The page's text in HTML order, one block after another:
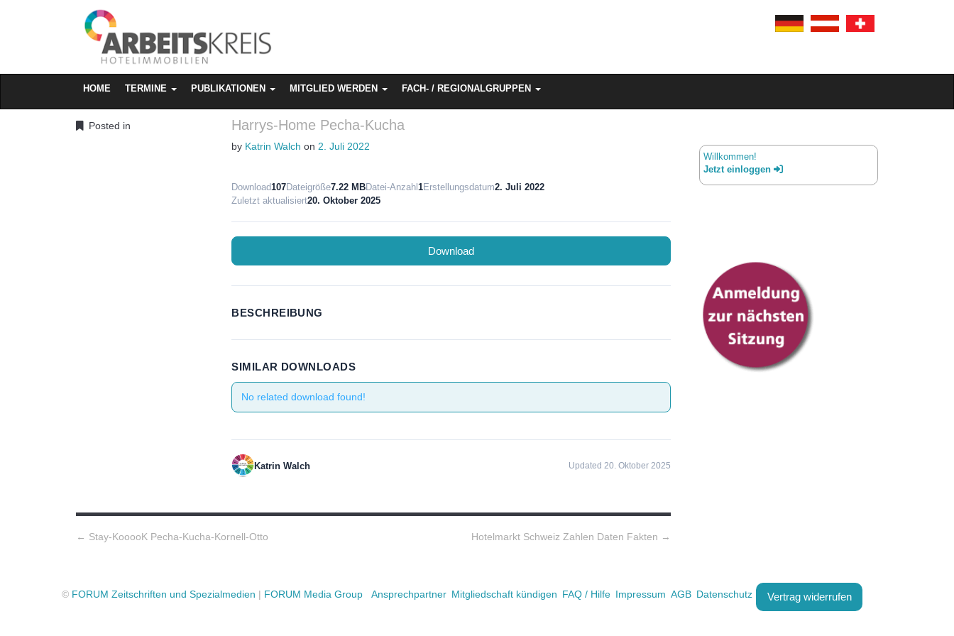
HOME
TERMINE PUBLIKATIONEN MITGLIED WERDEN FACH- / REGIONALGRUPPEN
Posted in Harrys-Home Pecha-Kucha
by Katrin Walch on 2. Juli 2022
Download107Dateigröße7.22 MBDatei-Anzahl1Erstellungsdatum2. Juli 2022
Zuletzt aktualisiert20. Oktober 2025
Download
BESCHREIBUNG
SIMILAR DOWNLOADS
No related download found!
Katrin Walch Updated 20. Oktober 2025
Post navigation
← Stay-KooooK Pecha-Kucha-Kornell-Otto Hotelmarkt Schweiz Zahlen Daten Fakten →
Willkommen!
Jetzt einloggen
© FORUM Zeitschriften und Spezialmedien | FORUM Media Group Ansprechpartner Mitgliedschaft kündigen FAQ / Hilfe Impressum AGB Datenschutz Vertrag widerrufen